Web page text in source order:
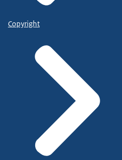
Copyright